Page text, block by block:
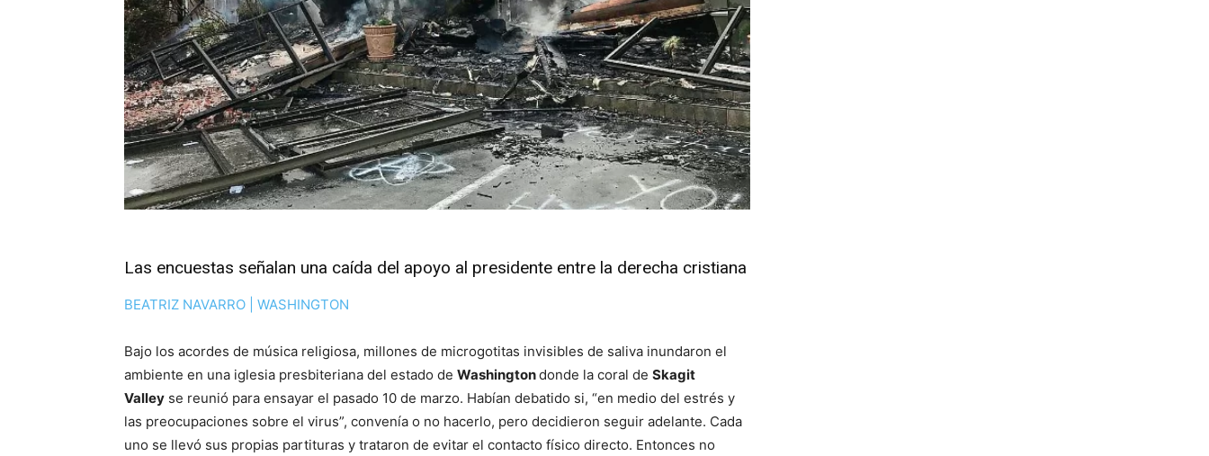
Las encuestas señalan una caída del apoyo al presidente entre la derecha cristiana
BEATRIZ NAVARRO | WASHINGTON
Bajo los acordes de música religiosa, millones de microgotitas invisibles de saliva inundaron el
ambiente en una iglesia presbiteriana del estado de Washingtondonde la coral de Skagit
Valley se reunió para ensayar el pasado 10 de marzo. Habían debatido si, “en medio del estrés y
las preocupaciones sobre el virus”, convenía o no hacerlo, pero decidieron seguir adelante. Cada
uno se llevó sus propias partituras y trataron de evitar el contacto físico directo. Entonces no